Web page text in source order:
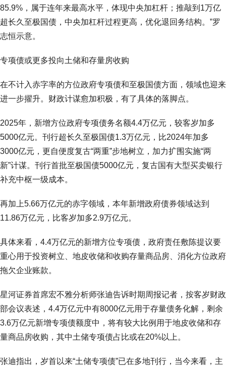
85.9%，属于连年来最高水平，体现中央加杠杆；推敲到1万亿
超长久至极国债，中央加杠杆过程更高，优化退回务结构。”罗
志恒示意。
专项债或更多投向土储和存量房收购
在不计入赤字率的方位政府专项债和至极国债方面，领域也迎来
进一步擢升。财政计谋愈加积极，有了具体的落脚点。
2025年，新增方位政府专项债务名额4.4万亿元，较客岁加多
5000亿元。刊行超长久至极国债1.3万亿元，比2024年加多
3000亿元，更自便度复古“两重”步地树立，加力扩围实施“两
新”计谋。刊行首批至极国债5000亿元，复古国有大型买卖银行
补充中枢一级成本。
再加上5.66万亿元的赤字领域，本年新增政府债券领域达到
11.86万亿元，比客岁加多2.9万亿元。
具体来看，4.4万亿元的新增方位专项债，政府责任敷陈提议要
重心用于投资树立、地皮收储和收购存量商品房、消化方位政府
拖欠企业账款。
星河证券首席宏不雅分析师张迪告诉时期周报记者，按客岁财政
部会议表述，4.4万亿元中有8000亿元用于存量债务化解，剩余
3.6万亿元新增专项债额度中，将有较大比例用于地皮收储和存
量商品房收购，其中土储专项债占比或在20%以上。
张迪指出，岁首以来“土储专项债”已在多地刊行，当今来看，主